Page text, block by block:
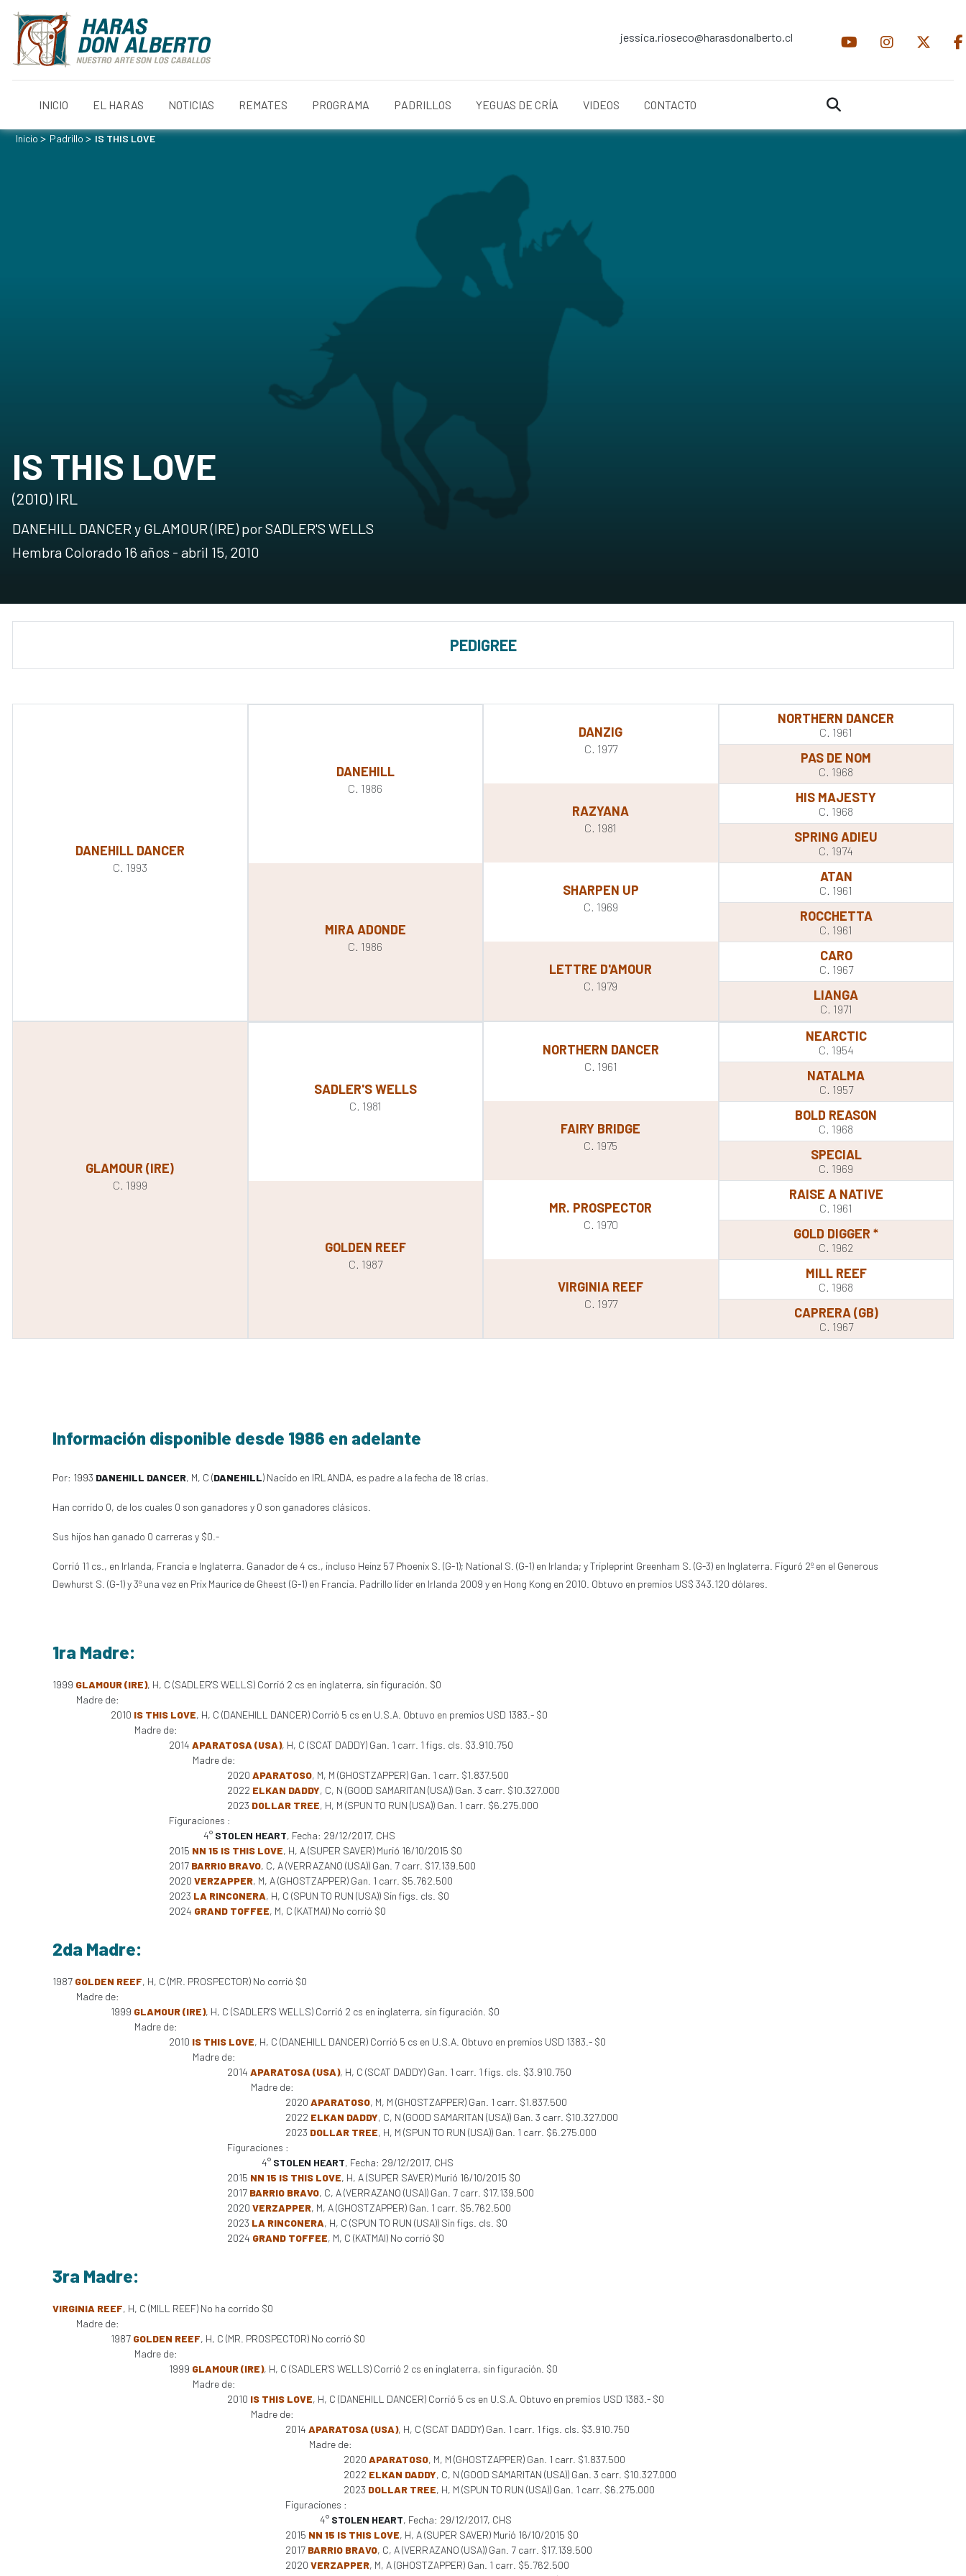
jessica.rioseco@harasdonalberto.cl
INICIO EL HARAS NOTICIAS REMATES PROGRAMA PADRILLOS YEGUAS DE CRÍA VIDEOS CONTACTO
Inicio> Padrillo> IS THIS LOVE
IS THIS LOVE
(2010) IRL
DANEHILL DANCER y GLAMOUR (IRE) por SADLER'S WELLS
Hembra Colorado 16 años - abril 15, 2010
PEDIGREE
DANEHILL DANCER
C. 1993
DANEHILL
C. 1986
MIRA ADONDE
C. 1986
DANZIG
C. 1977
RAZYANA
C. 1981
SHARPEN UP
C. 1969
LETTRE D'AMOUR
C. 1979
NORTHERN DANCER
C. 1961
PAS DE NOM
C. 1968
HIS MAJESTY
C. 1968
SPRING ADIEU
C. 1974
ATAN
C. 1961
ROCCHETTA
C. 1961
CARO
C. 1967
LIANGA
C. 1971
GLAMOUR (IRE)
C. 1999
SADLER'S WELLS
C. 1981
GOLDEN REEF
C. 1987
NORTHERN DANCER
C. 1961
FAIRY BRIDGE
C. 1975
MR. PROSPECTOR
C. 1970
VIRGINIA REEF
C. 1977
NEARCTIC
C. 1954
NATALMA
C. 1957
BOLD REASON
C. 1968
SPECIAL
C. 1969
RAISE A NATIVE
C. 1961
GOLD DIGGER *
C. 1962
MILL REEF
C. 1968
CAPRERA (GB)
C. 1967
Información disponible desde 1986 en adelante
Por: 1993 DANEHILL DANCER, M, C (DANEHILL) Nacido en IRLANDA, es padre a la fecha de 18 crías.
Han corrido 0, de los cuales 0 son ganadores y 0 son ganadores clásicos.
Sus hijos han ganado 0 carreras y $0.-
Corrió 11 cs., en Irlanda, Francia e Inglaterra. Ganador de 4 cs., incluso Heinz 57 Phoenix S. (G-1); National S. (G-1) en Irlanda; y Tripleprint Greenham S. (G-3) en Inglaterra. Figuró 2º en el Generous
Dewhurst S. (G-1) y 3º una vez en Prix Maurice de Gheest (G-1) en Francia. Padrillo líder en Irlanda 2009 y en Hong Kong en 2010. Obtuvo en premios US$ 343.120 dólares.
1ra Madre:
1999 GLAMOUR (IRE), H, C (SADLER'S WELLS) Corrió 2 cs en inglaterra, sin figuración. $0
Madre de:
2010 IS THIS LOVE, H, C (DANEHILL DANCER) Corrió 5 cs en U.S.A. Obtuvo en premios USD 1383.- $0
Madre de:
2014 APARATOSA (USA), H, C (SCAT DADDY) Gan. 1 carr. 1 figs. cls. $3.910.750
Madre de:
2020 APARATOSO, M, M (GHOSTZAPPER) Gan. 1 carr. $1.837.500
2022 ELKAN DADDY, C, N (GOOD SAMARITAN (USA)) Gan. 3 carr. $10.327.000
2023 DOLLAR TREE, H, M (SPUN TO RUN (USA)) Gan. 1 carr. $6.275.000
Figuraciones :
4° STOLEN HEART, Fecha: 29/12/2017, CHS
2015 NN 15 IS THIS LOVE, H, A (SUPER SAVER) Murió 16/10/2015 $0
2017 BARRIO BRAVO, C, A (VERRAZANO (USA)) Gan. 7 carr. $17.139.500
2020 VERZAPPER, M, A (GHOSTZAPPER) Gan. 1 carr. $5.762.500
2023 LA RINCONERA, H, C (SPUN TO RUN (USA)) Sin figs. cls. $0
2024 GRAND TOFFEE, M, C (KATMAI) No corrió $0
2da Madre:
1987 GOLDEN REEF, H, C (MR. PROSPECTOR) No corrió $0
Madre de:
1999 GLAMOUR (IRE), H, C (SADLER'S WELLS) Corrió 2 cs en inglaterra, sin figuración. $0
Madre de:
2010 IS THIS LOVE, H, C (DANEHILL DANCER) Corrió 5 cs en U.S.A. Obtuvo en premios USD 1383.- $0
Madre de:
2014 APARATOSA (USA), H, C (SCAT DADDY) Gan. 1 carr. 1 figs. cls. $3.910.750
Madre de:
2020 APARATOSO, M, M (GHOSTZAPPER) Gan. 1 carr. $1.837.500
2022 ELKAN DADDY, C, N (GOOD SAMARITAN (USA)) Gan. 3 carr. $10.327.000
2023 DOLLAR TREE, H, M (SPUN TO RUN (USA)) Gan. 1 carr. $6.275.000
Figuraciones :
4° STOLEN HEART, Fecha: 29/12/2017, CHS
2015 NN 15 IS THIS LOVE, H, A (SUPER SAVER) Murió 16/10/2015 $0
2017 BARRIO BRAVO, C, A (VERRAZANO (USA)) Gan. 7 carr. $17.139.500
2020 VERZAPPER, M, A (GHOSTZAPPER) Gan. 1 carr. $5.762.500
2023 LA RINCONERA, H, C (SPUN TO RUN (USA)) Sin figs. cls. $0
2024 GRAND TOFFEE, M, C (KATMAI) No corrió $0
3ra Madre:
VIRGINIA REEF, H, C (MILL REEF) No ha corrido $0
Madre de:
1987 GOLDEN REEF, H, C (MR. PROSPECTOR) No corrió $0
Madre de:
1999 GLAMOUR (IRE), H, C (SADLER'S WELLS) Corrió 2 cs en inglaterra, sin figuración. $0
Madre de:
2010 IS THIS LOVE, H, C (DANEHILL DANCER) Corrió 5 cs en U.S.A. Obtuvo en premios USD 1383.- $0
Madre de:
2014 APARATOSA (USA), H, C (SCAT DADDY) Gan. 1 carr. 1 figs. cls. $3.910.750
Madre de:
2020 APARATOSO, M, M (GHOSTZAPPER) Gan. 1 carr. $1.837.500
2022 ELKAN DADDY, C, N (GOOD SAMARITAN (USA)) Gan. 3 carr. $10.327.000
2023 DOLLAR TREE, H, M (SPUN TO RUN (USA)) Gan. 1 carr. $6.275.000
Figuraciones :
4° STOLEN HEART, Fecha: 29/12/2017, CHS
2015 NN 15 IS THIS LOVE, H, A (SUPER SAVER) Murió 16/10/2015 $0
2017 BARRIO BRAVO, C, A (VERRAZANO (USA)) Gan. 7 carr. $17.139.500
2020 VERZAPPER, M, A (GHOSTZAPPER) Gan. 1 carr. $5.762.500